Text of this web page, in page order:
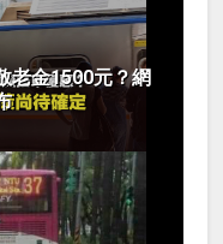
老金1500元？網